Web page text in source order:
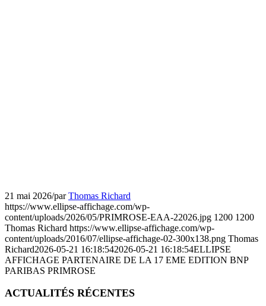
21 mai 2026/parThomas Richard
https://www.ellipse-affichage.com/wp-
content/uploads/2026/05/PRIMROSE-EAA-22026.jpg 1200 1200
Thomas Richard https://www.ellipse-affichage.com/wp-
content/uploads/2016/07/ellipse-affichage-02-300x138.png Thomas
Richard2026-05-21 16:18:542026-05-21 16:18:54ELLIPSE
AFFICHAGE PARTENAIRE DE LA 17 EME EDITION BNP
PARIBAS PRIMROSE
ACTUALITÉS RÉCENTES